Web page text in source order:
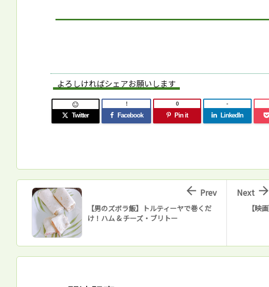
よろしければシェアお願いします
Twitter

Facebook
!
Pin it
0
LinkedIn
-
【映

Next
【男のズボラ飯】トルティーヤで巻くだ
け！ハム & チーズ・ブリトー
 Prev